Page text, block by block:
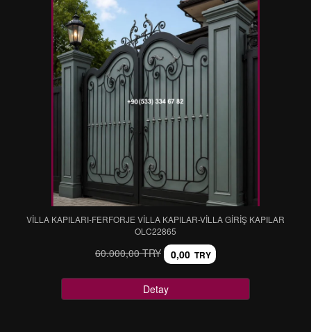
VİLLA KAPILARI-FERFORJE VİLLA KAPILAR-VİLLA GİRİŞ KAPILAR
OLC22865
60.000,00 TRY 0,00 TRY
Detay